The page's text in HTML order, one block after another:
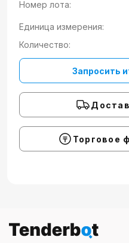
Номер лота:
Единица измерения:
Количество:
Запросить
Торговое